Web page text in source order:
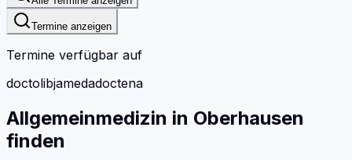
Termine anzeigen
Termine verfügbar auf
doctolibjamedadoctena
Allgemeinmedizin in Oberhausen
finden